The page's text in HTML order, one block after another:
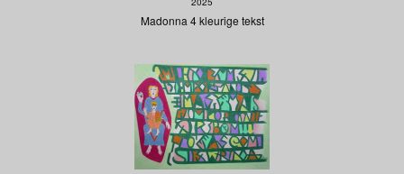
Madonna 4 kleurige tekst